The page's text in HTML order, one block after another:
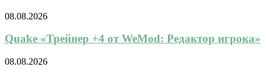
08.08.2026
Quake «Трейнер +4 от WeMod: Редактор игрока»
08.08.2026